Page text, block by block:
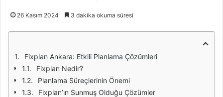
26 Kasım 2024 3 dakika okuma süresi
Fixplan Ankara: Etkili Planlama Çözümleri
Fixplan Nedir?
Planlama Süreçlerinin Önemi
Fixplan’ın Sunmuş Olduğu Çözümler